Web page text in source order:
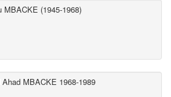
MBACKE (1945-1968)
MBACKE 1968-1989